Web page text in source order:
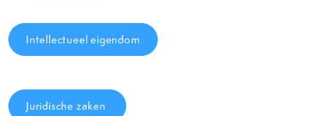
Intellectueel eigendom
Juridische zaken